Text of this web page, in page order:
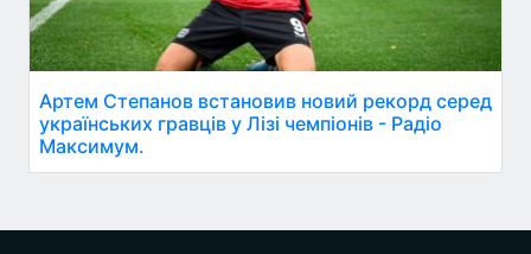
Артем Степанов встановив новий рекорд серед
українських гравців у Лізі чемпіонів - Радіо
Максимум.